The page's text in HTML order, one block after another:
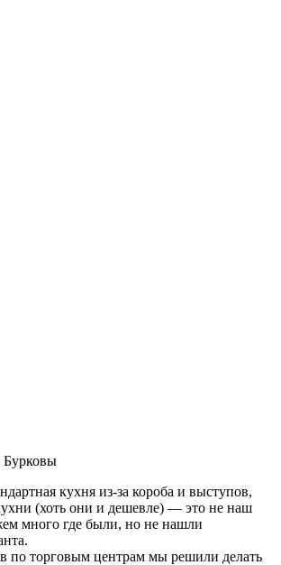
кухня из-за короба и выступов,
(хоть они и дешевле) — это не наш
много где были, но не нашли
по торговым центрам мы решили делать